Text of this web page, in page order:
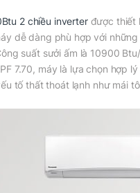
2 chiều inverterđược thiết
dễ dàng phù hợp với
suất sưởi ấm là 10900
7.70, máy là lựa chọn hợp
tố thất thoát lạnh như mái